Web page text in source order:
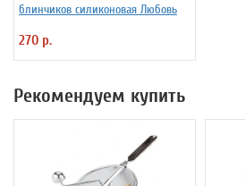
блинчиков силиконовая Любовь
270 р.
Рекомендуем купить